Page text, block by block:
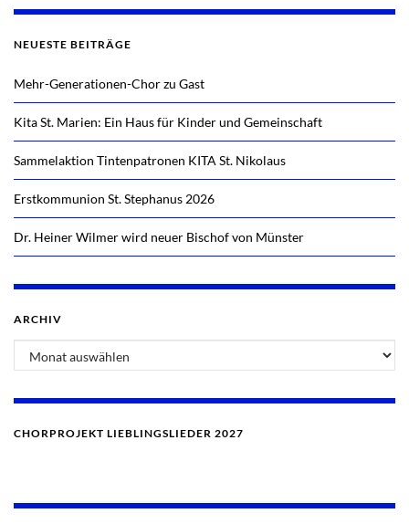
NEUESTE BEITRÄGE
Mehr-Generationen-Chor zu Gast
Kita St. Marien: Ein Haus für Kinder und Gemeinschaft
Sammelaktion Tintenpatronen KITA St. Nikolaus
Erstkommunion St. Stephanus 2026
Dr. Heiner Wilmer wird neuer Bischof von Münster
ARCHIV
CHORPROJEKT LIEBLINGSLIEDER 2027